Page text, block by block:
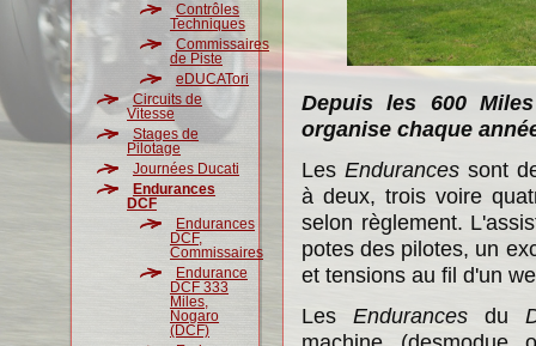
Contrôles
Techniques
Commissaires
de Piste
eDUCATori
Circuits de
Vitesse
Stages de
Pilotage
Journées Ducati
Endurances
DCF
Endurances
DCF,
Commissaires
Endurance
DCF 333
Miles,
Nogaro
(DCF)
Depuis les 600
organise chaque
Les Endurances sont
à deux, trois voire
selon règlement.
potes des pilotes, un
et tensions au fil d'un
Les Endurances du